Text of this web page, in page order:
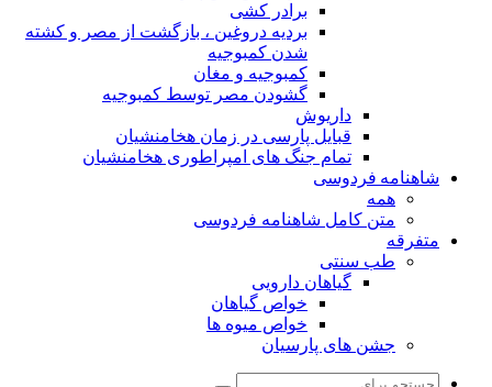
برادر کشی
بردیه دروغین ، بازگشت از مصر و کشته
شدن کمبوجیه
کمبوجیه و مغان
گشودن مصر توسط کمبوجیه
داریوش
قبایل پارسی در زمان هخامنشیان
تمام جنگ های امپراطوری هخامنشیان
شاهنامه فردوسی
همه
متن کامل شاهنامه فردوسی
متفرقه
طب سنتی
گیاهان دارویی
خواص گیاهان
خواص میوه ها
جشن های پارسیان